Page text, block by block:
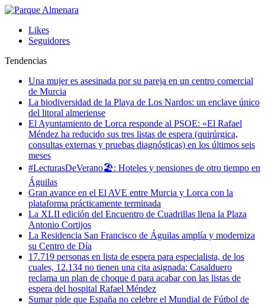
Likes
Seguidores
Tendencias
Una mujer es asesinada por su pareja en un centro comercial
de Murcia
La biodiversidad de la Playa de Los Nardos: un enclave único
del litoral almeriense
El Ayuntamiento de Lorca responde al PSOE: «El Rafael
Méndez ha reducido sus tres listas de espera (quirúrgica,
consultas externas y pruebas diagnósticas) en los últimos seis
meses
#LecturasDeVerano🏖: Hoteles y pensiones de otro tiempo en
Águilas
Gran avance en el El AVE entre Murcia y Lorca con la
plataforma prácticamente terminada
La XLII edición del Encuentro de Cuadrillas llena la Plaza
Antonio Cortijos
La Residencia San Francisco de Águilas amplía y moderniza
su Centro de Día
17.719 personas en lista de espera para especialista, de los
cuales, 12.134 no tienen una cita asignada: Casalduero
reclama un plan de choque d para acabar con las listas de
espera del hospital Rafael Méndez
Sumar pide que España no celebre el Mundial de Fútbol de